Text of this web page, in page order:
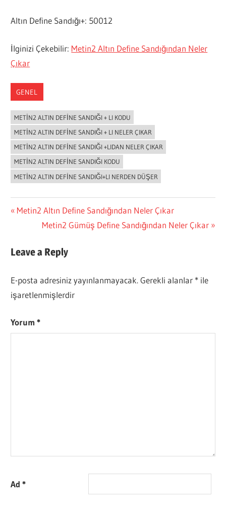
Altın Define Sandığı+: 50012
İlginizi Çekebilir: Metin2 Altın Define Sandığından Neler
Çıkar
GENEL
METIN2 ALTIN DEFINE SANDIĞI + LI KODU
METIN2 ALTIN DEFINE SANDIĞI + LI NELER ÇIKAR
METIN2 ALTIN DEFINE SANDIĞI +LIDAN NELER ÇIKAR
METIN2 ALTIN DEFINE SANDIĞI KODU
METIN2 ALTIN DEFINE SANDIĞI+LI NERDEN DÜŞER
Yazı
gezinmesi
Previous
Metin2 Altın Define Sandığından Neler Çıkar
Next
Metin2 Gümüş Define Sandığından Neler Çıkar
Leave a Reply
E-posta adresiniz yayınlanmayacak. Gerekli alanlar * ile
işaretlenmişlerdir
Yorum*
Ad*